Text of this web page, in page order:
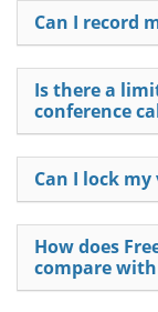
Can I record
Is there a
conference
Can I lock
How does
compare with